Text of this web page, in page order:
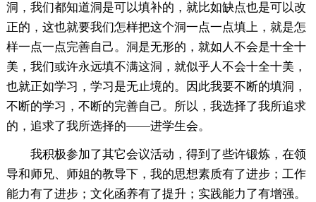
洞，我们都知道洞是可以填补的，就比如缺点也是可以改
正的，这也就要我们怎样把这个洞一点一点填上，就是怎
样一点一点完善自己。洞是无形的，就如人不会是十全十
美，我们或许永远填不满这洞，就似乎人不会十全十美，
也就正如学习，学习是无止境的。因此我要不断的填洞，
不断的学习，不断的完善自己。所以，我选择了我所追求
的，追求了我所选择的——进学生会。
我积极参加了其它会议活动，得到了些许锻炼，在领
导和师兄、师姐的教导下，我的思想素质有了进步；工作
能力有了进步；文化函养有了提升；实践能力了有增强。